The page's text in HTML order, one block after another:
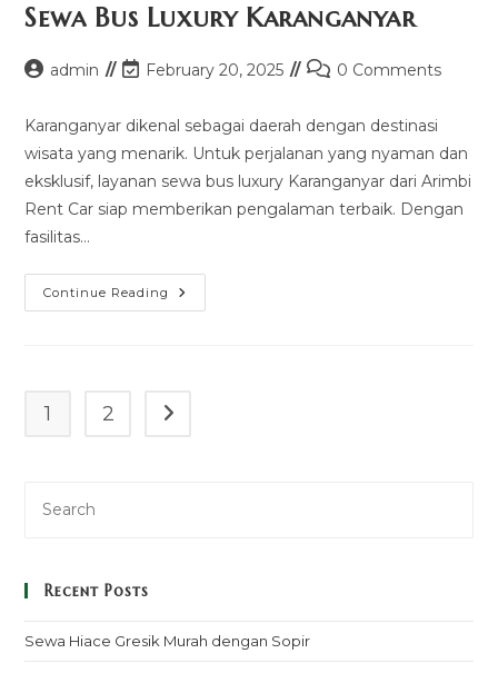
Sewa Bus Luxury Karanganyar
Postadmin
Post
modified:
February 20, 2025
Post0 Comments
Karanganyar dikenal sebagai daerah dengan destinasi
wisata yang menarik. Untuk perjalanan yang nyaman dan
eksklusif, layanan sewa bus luxury Karanganyar dari Arimbi
Rent Car siap memberikan pengalaman terbaik. Dengan
fasilitas…
Continue Reading Sewa
Bus
1 2 Go to the next page
Recent Posts
Sewa Hiace Gresik Murah dengan Sopir